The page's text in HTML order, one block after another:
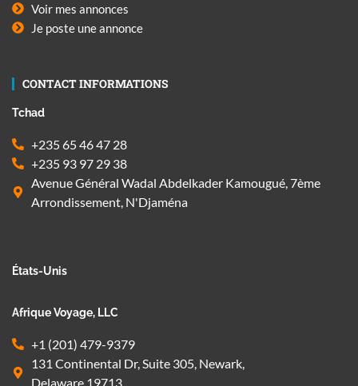
Voir mes annonces
Je poste une annonce
CONTACT INFORMATIONS
Tchad
+235 65 46 47 28
+235 93 97 29 38
Avenue Général Wadal Abdelkader Kamougué, 7ème
Arrondissement, N'Djaména
États-Unis
Afrique Voyage, LLC
+1 (201) 479-9379
131 Continental Dr, Suite 305, Newark,
Delaware 19713